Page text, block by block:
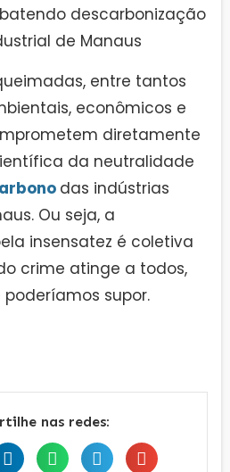
descarbonização
de Manaus
entre tantos
econômicos e
diretamente
da neutralidade
das indústrias
Ou seja, a
insensatez é coletiva
crime atinge a todos,
supor.
nas redes: